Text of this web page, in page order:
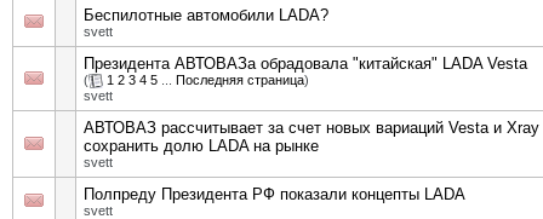
Беспилотные автомобили LADA?
svett
Президента АВТОВАЗа обрадовала "китайская" LADA Vesta
( 1 2 3 4 5 Последняя страница)
svett
АВТОВАЗ рассчитывает за счет новых вариаций Vesta и Xray
сохранить долю LADA на рынке
svett
Полпреду Президента РФ показали концепты LADA
svett